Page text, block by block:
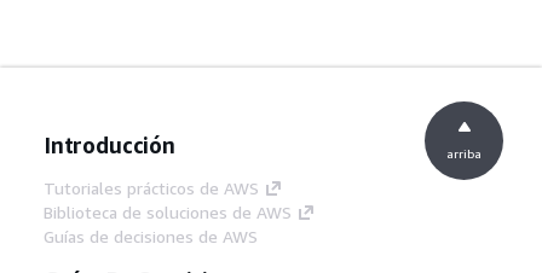
Introducción
Tutoriales prácticos de AWS
Biblioteca de soluciones de AWS
Guías de decisiones de AWS
arriba